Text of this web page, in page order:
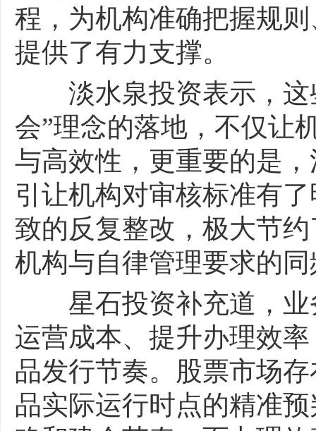
程，为机构准确把握规
提供了有力支撑。
淡水泉投资表示，这
会”理念的落地，不仅让
与高效性，更重要的是
引让机构对审核标准有
致的反复整改，极大节
机构与自律管理要求的
星石投资补充道，业
运营成本、提升办理效
品发行节奏。股票市场
品实际运行时点的精准